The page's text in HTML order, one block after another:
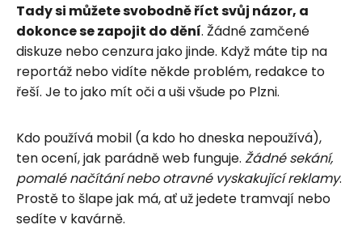
Tady si můžete svobodně říct svůj názor, a
dokonce se zapojit do dění. Žádné zamčené
diskuze nebo cenzura jako jinde. Když máte tip na
reportáž nebo vidíte někde problém, redakce to
řeší. Je to jako mít oči a uši všude po Plzni.
Kdo používá mobil (a kdo ho dneska nepoužívá),
ten ocení, jak parádně web funguje. Žádné sekání,
pomalé načítání nebo otravné vyskakující reklamy.
Prostě to šlape jak má, ať už jedete tramvají nebo
sedíte v kavárně.